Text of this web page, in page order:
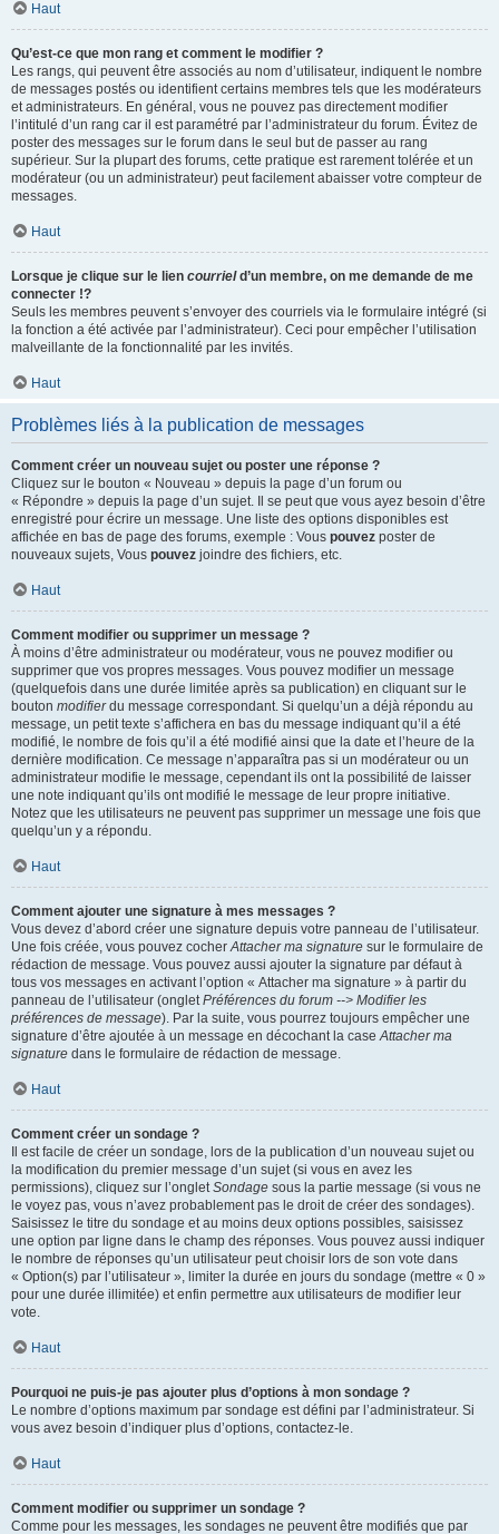
Haut
Qu’est-ce que mon rang et comment le modifier ?
Les rangs, qui peuvent être associés au nom d’utilisateur, indiquent le nombre
de messages postés ou identifient certains membres tels que les modérateurs
et administrateurs. En général, vous ne pouvez pas directement modifier
l’intitulé d’un rang car il est paramétré par l’administrateur du forum. Évitez de
poster des messages sur le forum dans le seul but de passer au rang
supérieur. Sur la plupart des forums, cette pratique est rarement tolérée et un
modérateur (ou un administrateur) peut facilement abaisser votre compteur de
messages.
Haut
Lorsque je clique sur le lien courrield’un membre, on me demande de me
connecter !?
Seuls les membres peuvent s’envoyer des courriels via le formulaire intégré (si
la fonction a été activée par l’administrateur). Ceci pour empêcher l’utilisation
malveillante de la fonctionnalité par les invités.
Haut
Problèmes liés à la publication de messages
Comment créer un nouveau sujet ou poster une réponse ?
Cliquez sur le bouton « Nouveau » depuis la page d’un forum ou
« Répondre » depuis la page d’un sujet. Il se peut que vous ayez besoin d’être
enregistré pour écrire un message. Une liste des options disponibles est
affichée en bas de page des forums, exemple : Vous pouvez poster de
nouveaux sujets, Vous pouvez joindre des fichiers, etc.
Haut
Comment modifier ou supprimer un message ?
À moins d’être administrateur ou modérateur, vous ne pouvez modifier ou
supprimer que vos propres messages. Vous pouvez modifier un message
(quelquefois dans une durée limitée après sa publication) en cliquant sur le
bouton modifierdu message correspondant. Si quelqu’un a déjà répondu au
message, un petit texte s’affichera en bas du message indiquant qu’il a été
modifié, le nombre de fois qu’il a été modifié ainsi que la date et l’heure de la
dernière modification. Ce message n’apparaîtra pas si un modérateur ou un
administrateur modifie le message, cependant ils ont la possibilité de laisser
une note indiquant qu’ils ont modifié le message de leur propre initiative.
Notez que les utilisateurs ne peuvent pas supprimer un message une fois que
quelqu’un y a répondu.
Haut
Comment ajouter une signature à mes messages ?
Vous devez d’abord créer une signature depuis votre panneau de l’utilisateur.
Une fois créée, vous pouvez cocherAttacher ma signature sur le formulaire de
rédaction de message. Vous pouvez aussi ajouter la signature par défaut à
tous vos messages en activant l’option « Attacher ma signature » à partir du
panneau de l’utilisateur (ongletPréférences du forum --> Modifier les
préférences de message). Par la suite, vous pourrez toujours empêcher une
signature d’être ajoutée à un message en décochant la caseAttacher ma
signature dans le formulaire de rédaction de message.
Haut
Comment créer un sondage ?
Il est facile de créer un sondage, lors de la publication d’un nouveau sujet ou
la modification du premier message d’un sujet (si vous en avez les
permissions), cliquez sur l’ongletSondage sous la partie message (si vous ne
le voyez pas, vous n’avez probablement pas le droit de créer des sondages).
Saisissez le titre du sondage et au moins deux options possibles, saisissez
une option par ligne dans le champ des réponses. Vous pouvez aussi indiquer
le nombre de réponses qu’un utilisateur peut choisir lors de son vote dans
« Option(s) par l’utilisateur », limiter la durée en jours du sondage (mettre « 0 »
pour une durée illimitée) et enfin permettre aux utilisateurs de modifier leur
vote.
Haut
Pourquoi ne puis-je pas ajouter plus d’options à mon sondage ?
Le nombre d’options maximum par sondage est défini par l’administrateur. Si
vous avez besoin d’indiquer plus d’options, contactez-le.
Haut
Comment modifier ou supprimer un sondage ?
Comme pour les messages, les sondages ne peuvent être modifiés que par